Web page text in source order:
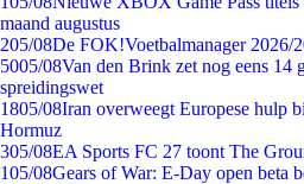
maand augustus
205/08De FOK!Voetbalmanager 2026/
5005/08Van den Brink zet nog eens 14
spreidingswet
1805/08Iran overweegt Europese hulp
Hormuz
305/08EA Sports FC 27 toont The
105/08Gears of War: E-Day open beta